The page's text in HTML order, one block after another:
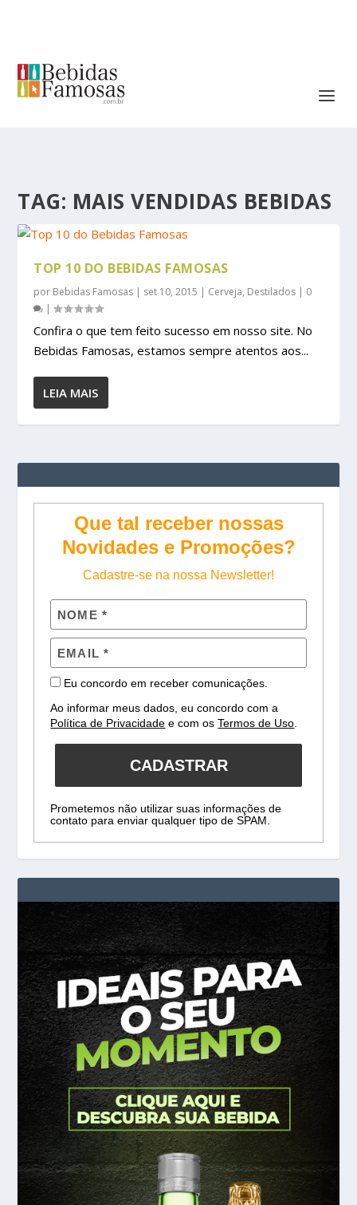
TAG: MAIS VENDIDAS BEBIDAS
TOP 10 DO BEBIDAS FAMOSAS
por Bebidas Famosas | set 10, 2015 | Cerveja, Destilados | 0
|
Confira o que tem feito sucesso em nosso site. No
Bebidas Famosas, estamos sempre atentos aos...
LEIA MAIS
Que tal receber nossas
Novidades e Promoções?
Cadastre-se na nossa Newsletter!
Eu concordo em receber comunicações.
Ao informar meus dados, eu concordo com a
Política de Privacidade e com osTermos de Uso
CADASTRAR
Prometemos não utilizar suas informações de
contato para enviar qualquer tipo de SPAM.